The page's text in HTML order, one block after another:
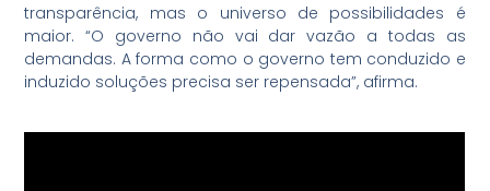
transparência, mas o universo de possibilidades é
maior. “O governo não vai dar vazão a todas as
demandas. A forma como o governo tem conduzido e
induzido soluções precisa ser repensada”, afirma.